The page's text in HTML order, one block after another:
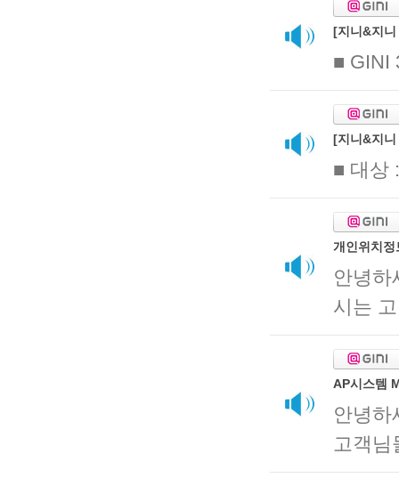
[지니&지니
■ GINI
[지니&지니
■ 대상
개인위치
안녕하
시는
AP시스템
안녕하
고객님